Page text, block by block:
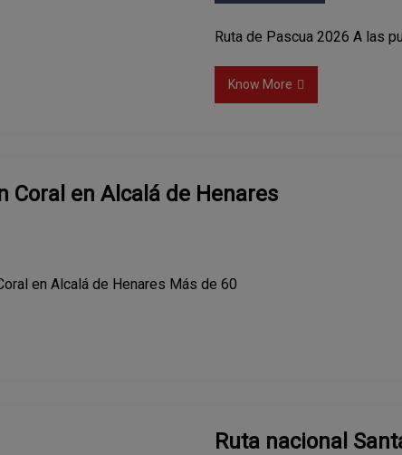
Ruta de Pascua 2026 A las
Know More
Coral en Alcalá de Henares
en Alcalá de Henares Más de 60
Ruta nacional